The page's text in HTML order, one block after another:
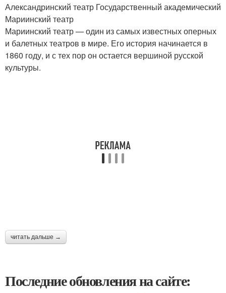
Александринский театр Государственный академический
Мариинский театр
Мариинский театр — один из самых известных оперных
и балетных театров в мире. Его история начинается в
1860 году, и с тех пор он остается вершиной русской
культуры.
читать дальше →
Последние обновления на сайте: